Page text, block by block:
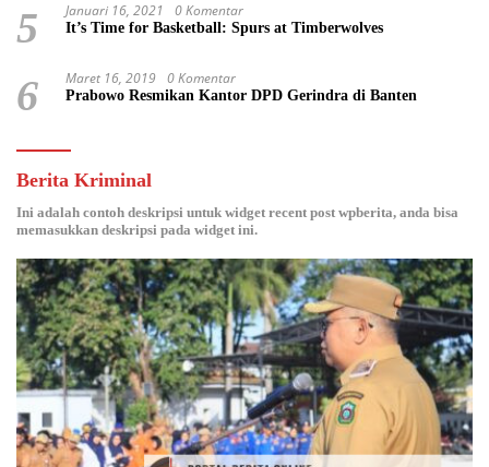
5 Januari 16, 2021 0 Komentar
It’s Time for Basketball: Spurs at Timberwolves
6 Maret 16, 2019 0 Komentar
Prabowo Resmikan Kantor DPD Gerindra di Banten
Berita Kriminal
Ini adalah contoh deskripsi untuk widget recent post wpberita, anda bisa
memasukkan deskripsi pada widget ini.